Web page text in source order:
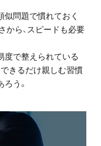
似問題で慣れておく
から、スピードも必要
度で整えられている
できるだけ親しむ習慣
う。